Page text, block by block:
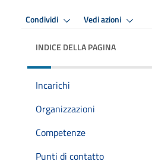
Condividi Vedi azioni
INDICE DELLA PAGINA
Incarichi
Organizzazioni
Competenze
Punti di contatto